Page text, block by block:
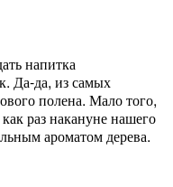
напитка
Да-да, из самых
полена. Мало того,
раз накануне нашего
ароматом дерева.